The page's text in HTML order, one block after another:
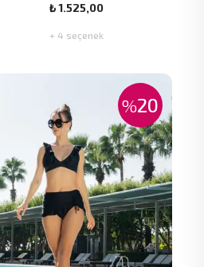
₺ 1.525,00
+ 4 seçenek
%20